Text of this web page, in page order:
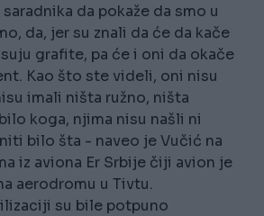
da pokaže da smo u
da, jer su znali da će da kače
grafite, pa će i oni da okače
Kao što ste videli, oni nisu
imali ništa ružno, ništa
koga, njima nisu našli ni
bilo šta - naveo je Vučić na
iz aviona Er Srbije čiji avion je
aerodromu u Tivtu.
su bile potpuno